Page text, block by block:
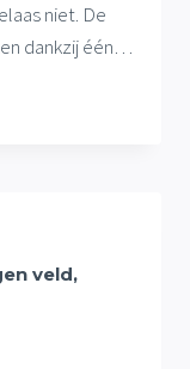
niet. De
dankzij één…
veld,